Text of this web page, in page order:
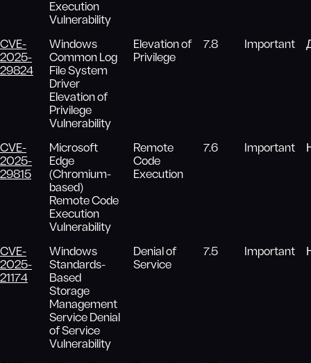
Execution
Vulnerability
CVE-
2025-
29824
Windows
Common Log
File System
Driver
Elevation of
Privilege
Vulnerability
Elevation of
Privilege
7.8 Important
CVE-
2025-
29815
Microsoft
Edge
(Chromium-
based)
Remote Code
Execution
Vulnerability
Remote
Code
Execution
7.6 Important
CVE-
2025-
21174
Windows
Standards-
Based
Storage
Management
Service Denial
of Service
Vulnerability
Denial of
Service
7.5 Important